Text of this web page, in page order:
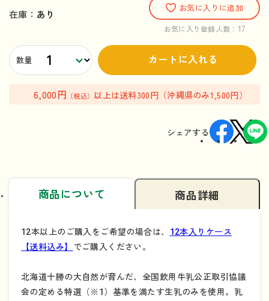
在庫： あり
お気に入りに追加
お気に入り登録人数： 17
数量 カートに入れる
6,000円 （税込）以上は送料300円（沖縄県のみ1,500円）
シェアする
商品について 商品詳細
12本以上のご購入をご希望の場合は、 12本入りケース
【送料込み】 でご購入ください。
北海道十勝の大自然が育んだ、全国飲用牛乳公正取引協議
会の定める特選（※1）基準を満たす生乳のみを使用。乳